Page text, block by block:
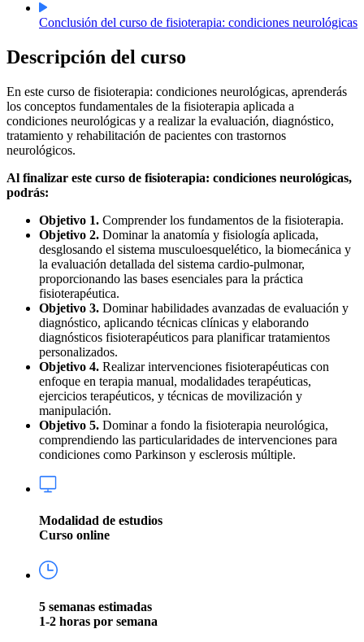
Conclusión del curso de fisioterapia: condiciones neurológicas
Descripción del curso
En este curso de fisioterapia: condiciones neurológicas, aprenderás
los conceptos fundamentales de la fisioterapia aplicada a
condiciones neurológicas y a realizar la evaluación, diagnóstico,
tratamiento y rehabilitación de pacientes con trastornos
neurológicos.
Al finalizar este curso de fisioterapia: condiciones neurológicas,
podrás:
Objetivo 1. Comprender los fundamentos de la fisioterapia.
Objetivo 2. Dominar la anatomía y fisiología aplicada,
desglosando el sistema musculoesquelético, la biomecánica y
la evaluación detallada del sistema cardio-pulmonar,
proporcionando las bases esenciales para la práctica
fisioterapéutica.
Objetivo 3. Dominar habilidades avanzadas de evaluación y
diagnóstico, aplicando técnicas clínicas y elaborando
diagnósticos fisioterapéuticos para planificar tratamientos
personalizados.
Objetivo 4. Realizar intervenciones fisioterapéuticas con
enfoque en terapia manual, modalidades terapéuticas,
ejercicios terapéuticos, y técnicas de movilización y
manipulación.
Objetivo 5. Dominar a fondo la fisioterapia neurológica,
comprendiendo las particularidades de intervenciones para
condiciones como Parkinson y esclerosis múltiple.
Modalidad de estudios
Curso online
5 semanas estimadas
1-2 horas por semana